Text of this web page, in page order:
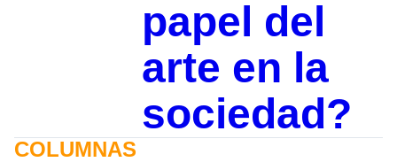
papel del
arte en la
sociedad?
COLUMNAS